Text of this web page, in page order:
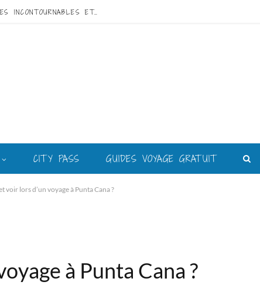
VISITE DE GAUDÍ À BARCELONE : GUIDE DES ŒUVRES INCONTOURNABLES ET DU MEILLEUR CIRCUIT
CITY PASS GUIDES VOYAGE GRATUIT
voir lors d’un voyage à Punta Cana ?
à Punta Cana ?